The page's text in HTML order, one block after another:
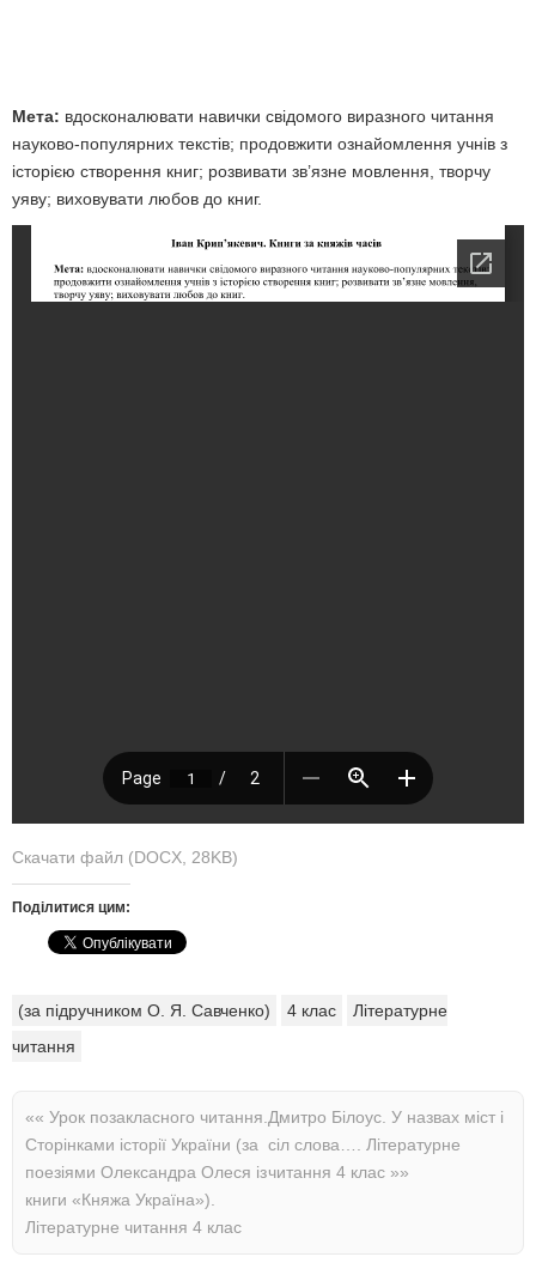
Мета: вдосконалювати навички свідомого виразного читання
науково-популярних текстів; продовжити ознайомлення учнів з
історією створення книг; розвивати зв’язне мовлення, творчу
уяву; виховувати любов до книг.
Скачати файл (DOCX, 28KB)
Поділитися цим:
(за підручником О. Я. Савченко) 4 клас
Літературне
читання
«« Урок позакласного читання.
Сторінками історії України (за
поезіями Олександра Олеся із
книги «Княжа Україна»).
Літературне читання 4 клас
Дмитро Білоус. У назвах міст і
сіл слова…. Літературне
читання 4 клас »»